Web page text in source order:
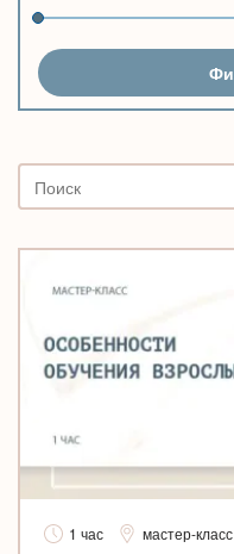
1 час мастер-класс